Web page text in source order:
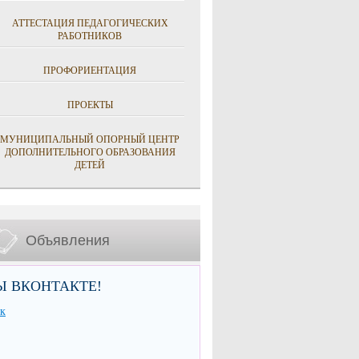
АТТЕСТАЦИЯ ПЕДАГОГИЧЕСКИХ
РАБОТНИКОВ
ПРОФОРИЕНТАЦИЯ
ПРОЕКТЫ
МУНИЦИПАЛЬНЫЙ ОПОРНЫЙ ЦЕНТР
ДОПОЛНИТЕЛЬНОГО ОБРАЗОВАНИЯ
ДЕТЕЙ
Объявления
ВКОНТАКТЕ!